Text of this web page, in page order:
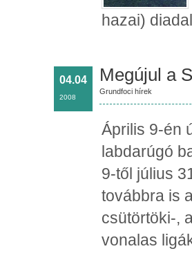
hazai)
04.04
2008
Megújul a
Grundfoci hírek
Április 9-én
labdarúgó
9-től július
továbbra is
csütörtöki-,
vonalas